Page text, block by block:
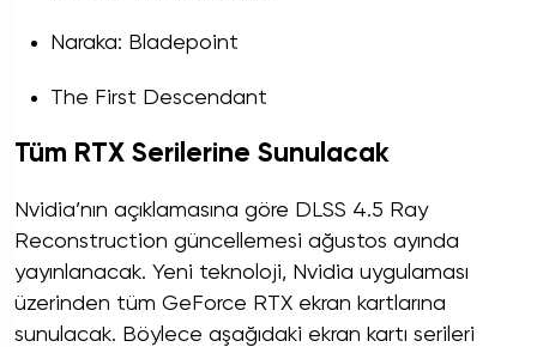
Naraka: Bladepoint
The First Descendant
Tüm RTX Serilerine Sunulacak
Nvidia’nın açıklamasına göre DLSS 4.5 Ray
Reconstruction güncellemesi ağustos ayında
yayınlanacak. Yeni teknoloji, Nvidia uygulaması
üzerinden tüm GeForce RTX ekran kartlarına
sunulacak. Böylece aşağıdaki ekran kartı serileri